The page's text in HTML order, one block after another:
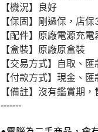
【機況】良好
【保固】剛過保，店
【配件】原廠電源充
【盒裝】原廠原盒裝
【交易方式】自取、
【付款方式】現金、匯
【備註】沒有鑑賞期
-------